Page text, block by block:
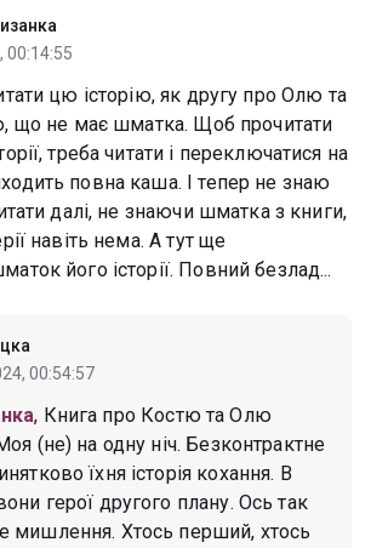
00:14:55
цю історію, як другу про Олю та
що не має шматка. Щоб прочитати
треба читати і переключатися на
повна каша. І тепер не знаю
далі, не знаючи шматка з книги,
навіть нема. А тут ще
його історії. Повний безлад...
00:54:57
, Книга про Костю та Олю
(не) на одну ніч. Безконтрактне
їхня історія кохання. В
герої другого плану. Ось так
мишлення. Хтось перший, хтось